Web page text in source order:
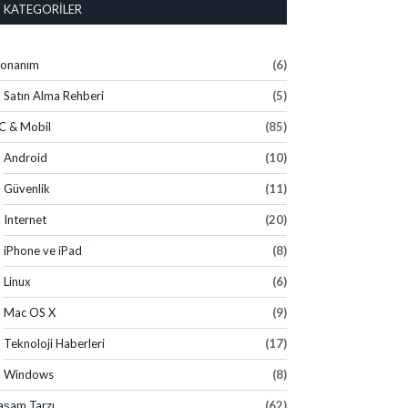
KATEGORILER
(6)
Satın Alma Rehberi (5)
& Mobil (85)
Android (10)
Güvenlik (11)
Internet (20)
iPhone ve iPad (8)
Linux (6)
Mac OS X (9)
Teknoloji Haberleri (17)
Windows (8)